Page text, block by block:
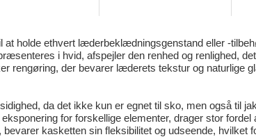
holde ethvert læderbeklædningsgenstand eller -
i hvid, afspejler den renhed og renlighed,
rengøring, der bevarer læderets tekstur og naturlige
da det ikke kun er egnet til sko, men også til
for forskellige elementer, drager stor
kasketten sin fleksibilitet og udseende, hvilket